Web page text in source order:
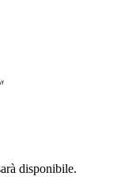
disponibile.